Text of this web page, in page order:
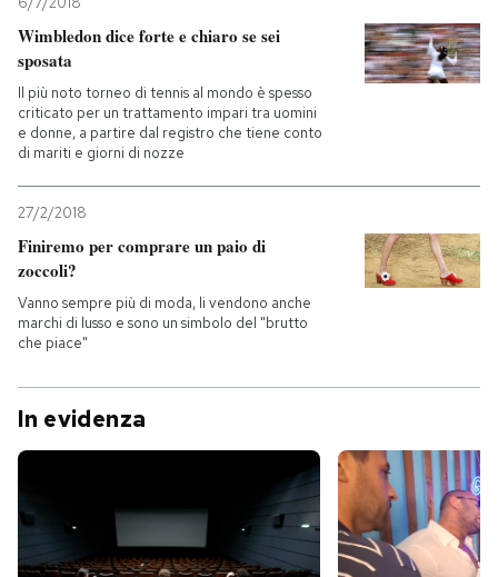
Wimbledon dice forte e chiaro se sei
sposata
Il più noto torneo di tennis al mondo è spesso
criticato per un trattamento impari tra uomini
e donne, a partire dal registro che tiene conto
di mariti e giorni di nozze
27/2/2018
Finiremo per comprare un paio di
zoccoli?
Vanno sempre più di moda, li vendono anche
marchi di lusso e sono un simbolo del "brutto
che piace"
In evidenza